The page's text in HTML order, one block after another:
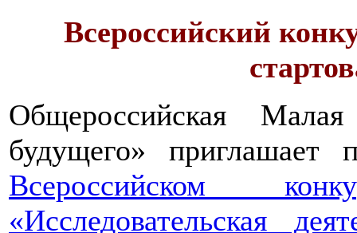
Всероссийский
Общероссийская
будущего» приглашает
Всероссийском
«Исследовательская